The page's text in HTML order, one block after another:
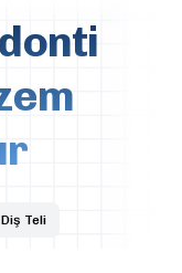
Diş Teli